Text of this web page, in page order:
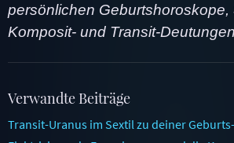
persönlichen Geburtshoroskope,
Komposit- und Transit-
Verwandte Beiträge
Transit-Uranus im Sextil zu deiner